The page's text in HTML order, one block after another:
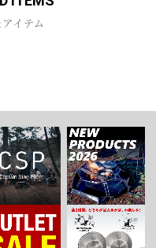
イテム